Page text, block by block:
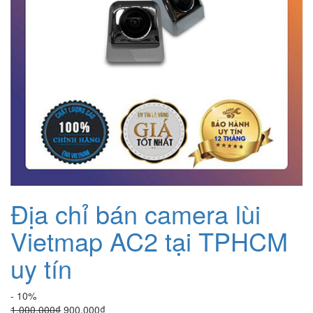
Địa chỉ bán camera lùi
Vietmap AC2 tại TPHCM
uy tín
- 10%
1.000.000₫ Giá
900.000₫Giá